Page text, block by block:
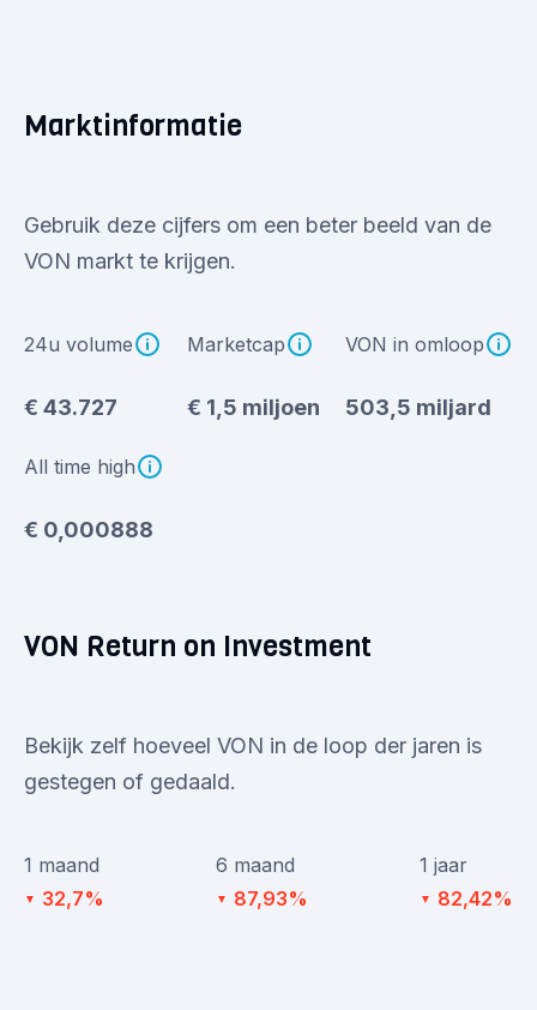
Marktinformatie
Gebruik deze cijfers om een beter beeld van de
VON markt te krijgen.
24u volume
€ 43.727
Marketcap
€ 1,5 miljoen
VON in omloop
503,5 miljard
All time high
€ 0,000888
VON Return on Investment
Bekijk zelf hoeveel VON in de loop der jaren is
gestegen of gedaald.
1 maand
▼ 32,7%
6 maand
▼ 87,93%
1 jaar
▼ 82,42%